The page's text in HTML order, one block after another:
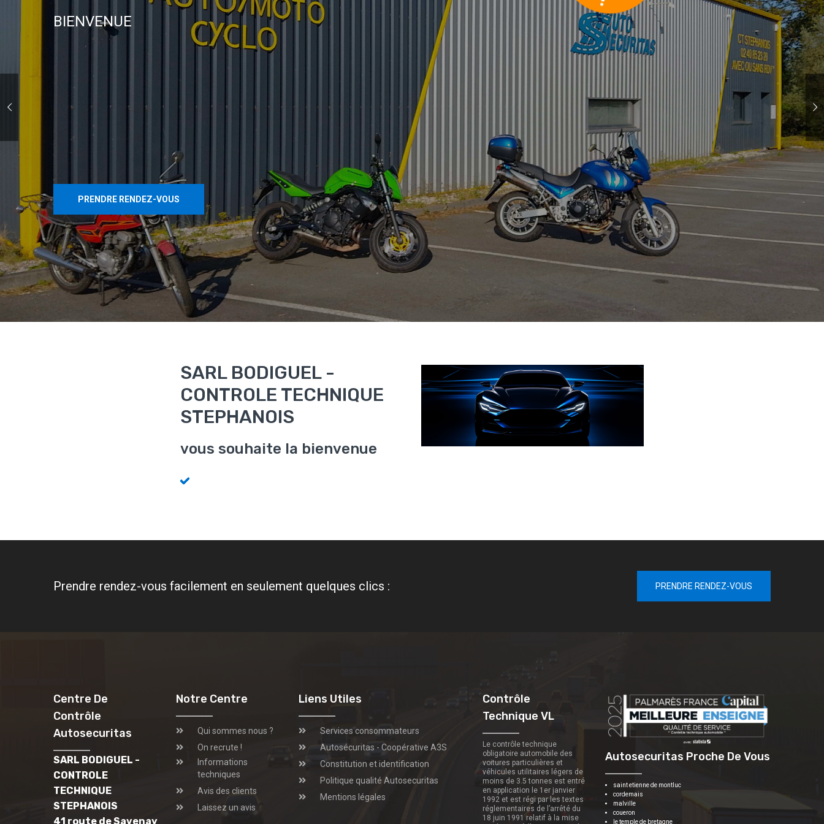
BIENVENUE
PRENDRE RENDEZ-VOUS
SARL BODIGUEL -
CONTROLE TECHNIQUE
STEPHANOIS
vous souhaite la bienvenue
Prendre rendez-vous facilement en seulement quelques clics : PRENDRE RENDEZ-VOUS
Centre De
Contrôle
Autosecuritas
SARL BODIGUEL -
CONTROLE
TECHNIQUE
STEPHANOIS
41 route de Savenay
Notre Centre
Qui sommes nous ?
On recrute !
Informations
techniques
Avis des clients
Laissez un avis
Liens Utiles
Services consommateurs
Autosécuritas - Coopérative A3S
Constitution et identification
Politique qualité Autosecuritas
Mentions légales
Contrôle
Technique VL
Le contrôle technique
obligatoire automobile des
voitures particulières et
véhicules utilitaires légers de
moins de 3.5 tonnes est entré
en application le 1er janvier
1992 et est régi par les textes
réglementaires de l’arrêté du
18 juin 1991 relatif à la mise
Autosecuritas Proche De Vous
saint etienne de montluc
cordemais
malville
coueron
le temple de bretagne